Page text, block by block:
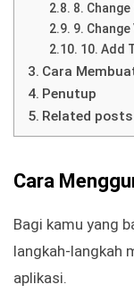
8. Change
9.
10. Add
Cara
Penutup
Related
Cara
Bagi kamu yang
langkah-langkah
aplikasi.